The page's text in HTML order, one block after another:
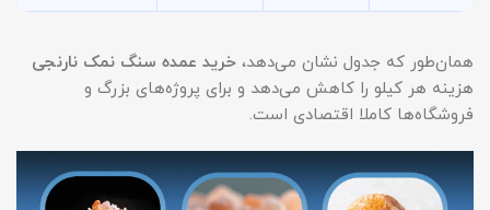
همان‌طور که جدول نشان می‌دهد، خرید عمده سنگ نمک نارنجی
هزینه هر کیلو را کاهش می‌دهد و برای پروژه‌های بزرگ و
فروشگاه‌ها کاملا اقتصادی است.